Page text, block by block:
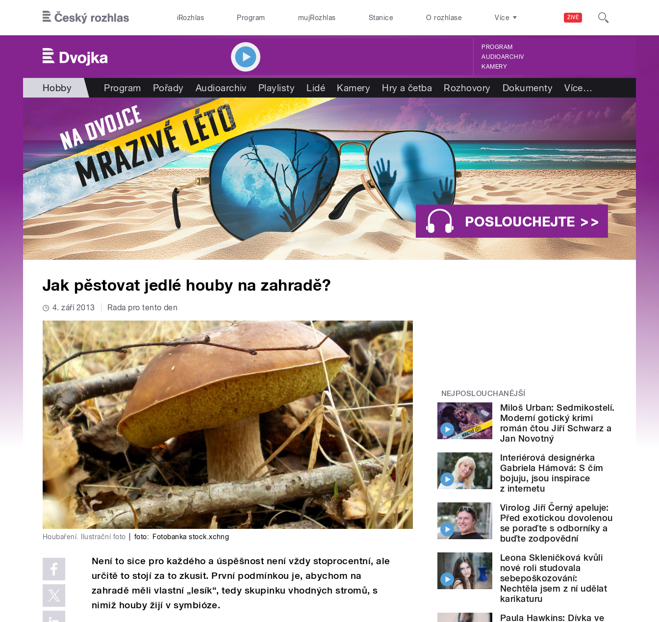
ŽIVĚ
iRozhlas Program mujRozhlas Stanice O rozhlase Více
PROGRAM
AUDIOARCHIV
KAMERY
Hobby Program Pořady Audioarchiv Playlisty Lidé Kamery Hry a četba Rozhovory Dokumenty Více…
Jak pěstovat jedlé houby na zahradě?
4. září 2013 Rada pro tento den
Houbaření. Ilustrační foto foto: Fotobanka stock.xchng
Není to sice pro každého a úspěšnost není vždy stoprocentní, ale
určitě to stojí za to zkusit. První podmínkou je, abychom na
zahradě měli vlastní „lesík“, tedy skupinku vhodných stromů, s
nimiž houby žijí v symbióze.
NEJPOSLOUCHANĚJŠÍ
Miloš Urban: Sedmikostelí.
Moderní gotický krimi
román čtou Jiří Schwarz a
Jan Novotný
Interiérová designérka
Gabriela Hámová: S čím
bojuju, jsou inspirace
z internetu
Virolog Jiří Černý apeluje:
Před exotickou dovolenou
se poraďte s odborníky a
buďte zodpovědní
Leona Skleničková kvůli
nové roli studovala
sebepoškozování:
Nechtěla jsem z ní udělat
karikaturu
Paula Hawkins: Dívka ve